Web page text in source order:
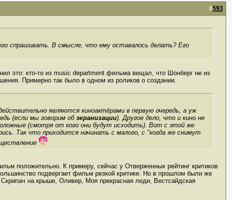
#593
спрашивать. В смысле, что ему оставалось делать? Его
это: кто-то из music department фильма вещал, что Шонберг не из
Примерно так было в одном из роликов о создании.
являются киноактёрами в первую очередь, а уж
(если мы говорим об экранизации). Другое дело, что и кино не
(смотря от кого они будут исходить). Вот с этой же
Так что приходится начинать с малого, с "когда же снимут
положительно. К примеру, сейчас у Отверженных рейтинг критиков
подвергает фильм резкой критике. Но в прошлом были же
на крыше, Оливер, Моя прекрасная леди, Вестсайдская